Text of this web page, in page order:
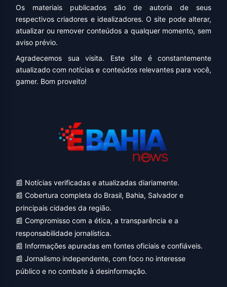
Os materiais publicados são de autoria de seus
respectivos criadores e idealizadores. O site pode alterar,
atualizar ou remover conteúdos a qualquer momento, sem
aviso prévio.
Agradecemos sua visita. Este site é constantemente
atualizado com notícias e conteúdos relevantes para você,
gamer. Bom proveito!
📰 Notícias verificadas e atualizadas diariamente.
📰 Cobertura completa do Brasil, Bahia, Salvador e
principais cidades da região.
📰 Compromisso com a ética, a transparência e a
responsabilidade jornalística.
📰 Informações apuradas em fontes oficiais e confiáveis.
📰 Jornalismo independente, com foco no interesse
público e no combate à desinformação.